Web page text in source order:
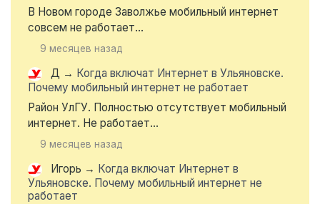
В Новом городе Заволжье мобильный интернет
совсем не работает...
9 месяцев назад
Д → Когда включат Интернет в Ульяновске.
Почему мобильный интернет не работает
Район УлГУ. Полностью отсутствует мобильный
интернет. Не работает...
9 месяцев назад
Игорь → Когда включат Интернет в
Ульяновске. Почему мобильный интернет не
работает